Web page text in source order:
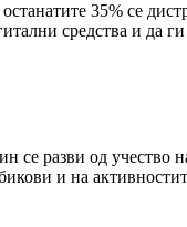
35% се
средства и да
се разви од
и на